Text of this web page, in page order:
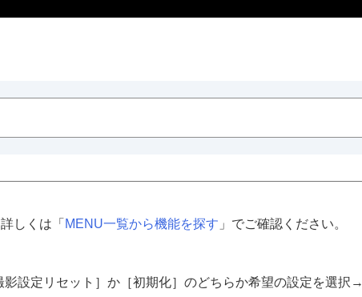
しくは「 MENU一覧から機能を探す 」でご確認ください。
影設定リセット］ か［初期化］ のどちらか希望の設定を選択→